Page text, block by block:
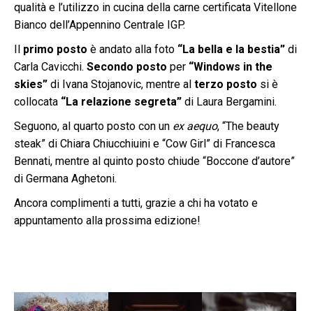
qualità e l’utilizzo in cucina della carne certificata Vitellone
Bianco dell’Appennino Centrale IGP.
Il primo posto è andato alla foto “La bella e la bestia” di
Carla Cavicchi. Secondo posto per “Windows in the
skies” di Ivana Stojanovic, mentre al terzo posto si è
collocata “La relazione segreta” di Laura Bergamini.
Seguono, al quarto posto con un ex aequo, “The beauty
steak” di Chiara Chiucchiuini e “Cow Girl” di Francesca
Bennati, mentre al quinto posto chiude “Boccone d’autore”
di Germana Aghetoni.
Ancora complimenti a tutti, grazie a chi ha votato e
appuntamento alla prossima edizione!